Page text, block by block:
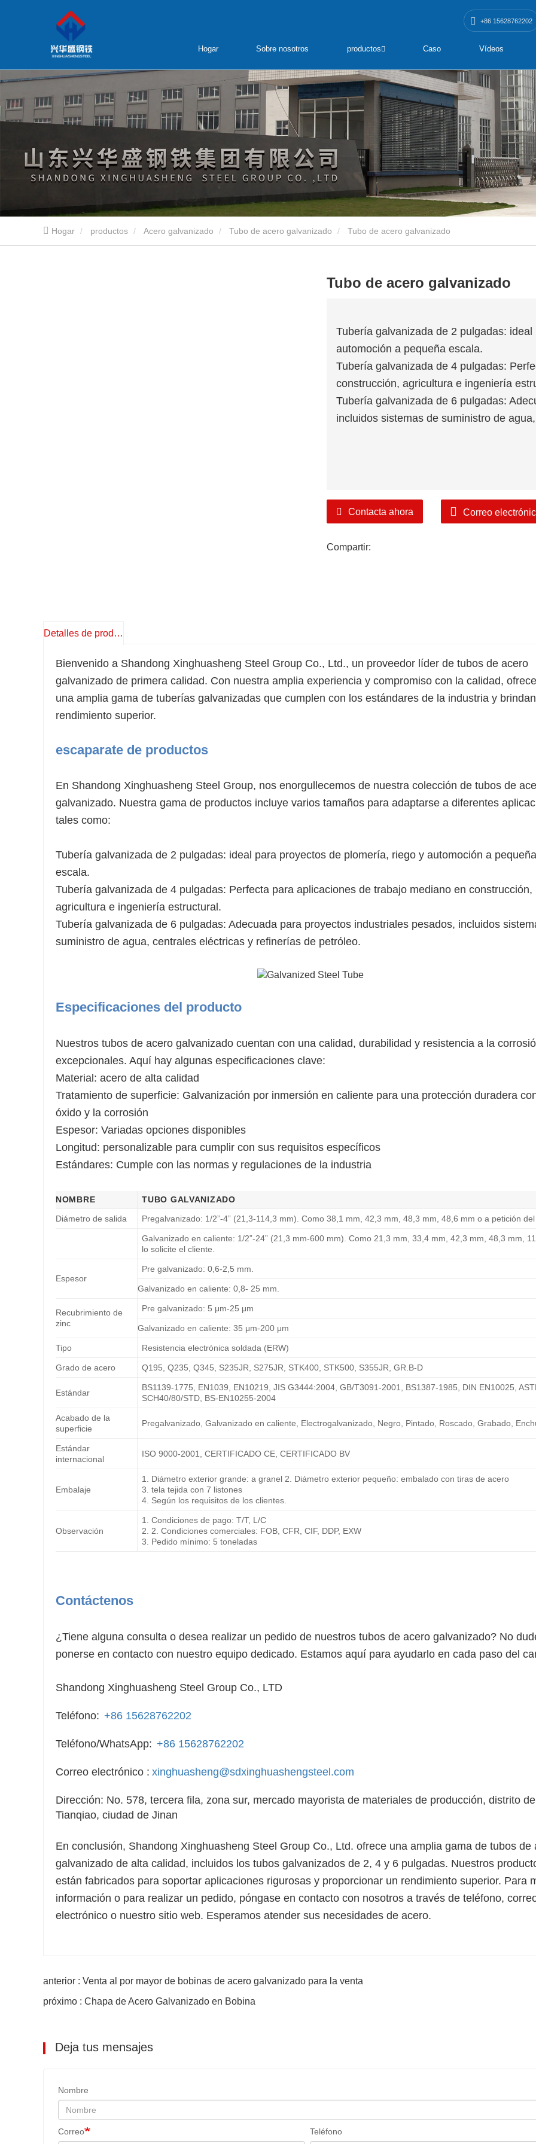
+86 15628762202
Hogar Sobre nosotros productos Caso Vídeos
Hogar productos Acero galvanizado Tubo de acero galvanizado Tubo de acero galvanizado
Tubo de acero galvanizado
Tubería galvanizada de 2 pulgadas:
automoción a pequeña escala.
Tubería galvanizada de 4 pulgadas:
construcción, agricultura e ingeniería
Tubería galvanizada de 6 pulgadas:
incluidos sistemas de suministro de
Contacta ahora Correo
Compartir:
Detalles de producto
Bienvenido a Shandong Xinghuasheng Steel Group Co., Ltd., un proveedor líder de tubos de acero
galvanizado de primera calidad. Con nuestra amplia experiencia y compromiso con la calidad,
una amplia gama de tuberías galvanizadas que cumplen con los estándares de la industria y
rendimiento superior.
escaparate de productos
En Shandong Xinghuasheng Steel Group, nos enorgullecemos de nuestra colección de tubos de
galvanizado. Nuestra gama de productos incluye varios tamaños para adaptarse a diferentes
tales como:
Tubería galvanizada de 2 pulgadas: ideal para proyectos de plomería, riego y automoción a pequeña
escala.
Tubería galvanizada de 4 pulgadas: Perfecta para aplicaciones de trabajo mediano en construcción,
agricultura e ingeniería estructural.
Tubería galvanizada de 6 pulgadas: Adecuada para proyectos industriales pesados, incluidos
suministro de agua, centrales eléctricas y refinerías de petróleo.
Especificaciones del producto
Nuestros tubos de acero galvanizado cuentan con una calidad, durabilidad y resistencia a la
excepcionales. Aquí hay algunas especificaciones clave:
Material: acero de alta calidad
Tratamiento de superficie: Galvanización por inmersión en caliente para una protección duradera
óxido y la corrosión
Espesor: Variadas opciones disponibles
Longitud: personalizable para cumplir con sus requisitos específicos
Estándares: Cumple con las normas y regulaciones de la industria
NOMBRE
TUBO GALVANIZADO
Diámetro de salida
Pregalvanizado: 1/2”-4” (21,3-114,3 mm). Como 38,1 mm, 42,3 mm, 48,3 mm, 48,6 mm o a petición del
Galvanizado en caliente: 1/2”-24” (21,3 mm-600 mm). Como 21,3 mm, 33,4 mm, 42,3 mm, 48,3 mm,
lo solicite el cliente.
Espesor
Pre galvanizado: 0,6-2,5 mm.
Galvanizado en caliente: 0,8- 25 mm.
Recubrimiento de
zinc
Pre galvanizado: 5 μm-25 μm
Galvanizado en caliente: 35 μm-200 μm
Tipo Resistencia electrónica soldada (ERW)
Grado de acero Q195, Q235, Q345, S235JR, S275JR, STK400, STK500, S355JR, GR.B-D
Estándar
BS1139-1775, EN1039, EN10219, JIS G3444:2004, GB/T3091-2001, BS1387-1985, DIN EN10025,
SCH40/80/STD, BS-EN10255-2004
Acabado de la
superficie
Pregalvanizado, Galvanizado en caliente, Electrogalvanizado, Negro, Pintado, Roscado, Grabado,
Estándar
internacional
ISO 9000-2001, CERTIFICADO CE, CERTIFICADO BV
Embalaje
1. Diámetro exterior grande: a granel 2. Diámetro exterior pequeño: embalado con tiras de acero
3. tela tejida con 7 listones
4. Según los requisitos de los clientes.
Observación
1. Condiciones de pago: T/T, L/C
2. 2. Condiciones comerciales: FOB, CFR, CIF, DDP, EXW
3. Pedido mínimo: 5 toneladas
Contáctenos
¿Tiene alguna consulta o desea realizar un pedido de nuestros tubos de acero galvanizado? No
ponerse en contacto con nuestro equipo dedicado. Estamos aquí para ayudarlo en cada paso del
Shandong Xinghuasheng Steel Group Co., LTD
Teléfono: +86 15628762202
Teléfono/WhatsApp: +86 15628762202
Correo electrónico : xinghuasheng@sdxinghuashengsteel.com
Dirección: No. 578, tercera fila, zona sur, mercado mayorista de materiales de producción, distrito de
Tianqiao, ciudad de Jinan
En conclusión, Shandong Xinghuasheng Steel Group Co., Ltd. ofrece una amplia gama de tubos de
galvanizado de alta calidad, incluidos los tubos galvanizados de 2, 4 y 6 pulgadas. Nuestros
están fabricados para soportar aplicaciones rigurosas y proporcionar un rendimiento superior. Para
información o para realizar un pedido, póngase en contacto con nosotros a través de teléfono,
electrónico o nuestro sitio web. Esperamos atender sus necesidades de acero.
anterior : Venta al por mayor de bobinas de acero galvanizado para la venta
próximo : Chapa de Acero Galvanizado en Bobina
Deja tus mensajes
Nombre
Correo Teléfono